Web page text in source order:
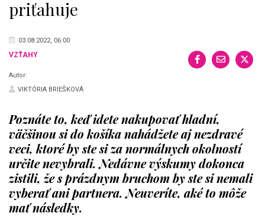
priťahuje
03.08.2022, 06:00
VZŤAHY
Autor:
VIKTÓRIA BRIEŠKOVÁ
Poznáte to, keď idete nakupovať hladní,
väčšinou si do košíka nahádžete aj nezdravé
veci, ktoré by ste si za normálnych okolností
určite nevybrali. Nedávne výskumy dokonca
zistili, že s prázdnym bruchom by ste si nemali
vyberať ani partnera. Neuveríte, aké to môže
mať následky.